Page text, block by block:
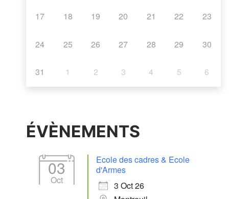
17 18 19 20 21 22 23
24 25 26 27 28 29 30
31 1 2 3 4 5 6
ÉVÈNEMENTS
03
Oct
Ecole des cadres & Ecole
d'Armes
3 Oct 26